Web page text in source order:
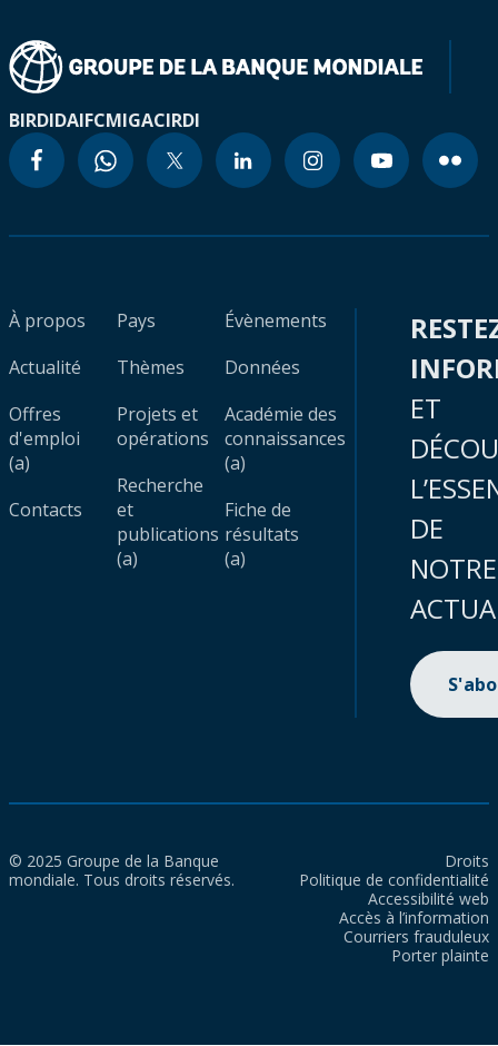
BIRDIDAIFCMIGACIRDI
À propos
Actualité
Offres
d'emploi
(a)
Contacts
Pays
Thèmes
Projets et
opérations
Recherche
et
publications
(a)
Évènements
Données
Académie des
connaissances
(a)
Fiche de
résultats
(a)
ET
DE
NOTRE
© 2025 Groupe de la Banque
mondiale. Tous droits réservés.
Droits
Politique de confidentialité
Accessibilité web
Accès à l’information
Courriers frauduleux
Porter plainte